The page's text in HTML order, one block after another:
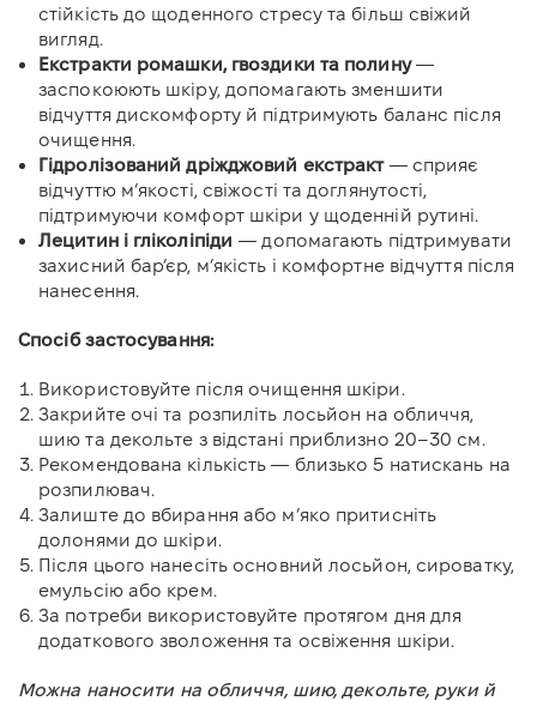
стійкість до щоденного стресу та більш свіжий
вигляд.
Екстракти ромашки, гвоздики та полину—
заспокоюють шкіру, допомагають зменшити
відчуття дискомфорту й підтримують баланс після
очищення.
Гідролізований дріжджовий екстракт— сприяє
відчуттю м’якості, свіжості та доглянутості,
підтримуючи комфорт шкіри у щоденній рутині.
Лецитин і гліколіпіди — допомагають підтримувати
захисний бар’єр, м’якість і комфортне відчуття після
нанесення.
Спосіб застосування:
Використовуйте після очищення шкіри.
Закрийте очі та розпиліть лосьйон на обличчя,
шию та декольте з відстані приблизно 20–30 см.
Рекомендована кількість — близько 5 натискань на
розпилювач.
Залиште до вбирання або м’яко притисніть
долонями до шкіри.
Після цього нанесіть основний лосьйон, сироватку,
емульсію або крем.
За потреби використовуйте протягом дня для
додаткового зволоження та освіження шкіри.
Можна наносити на обличчя, шию, декольте, руки й